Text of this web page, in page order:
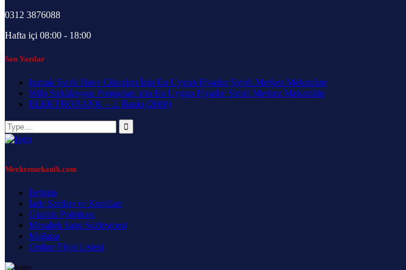
0312 3876088
Hafta içi 08:00 - 18:00
Son Yazılar
Isımak Sıcak Hava Cihazları İçin En Uygun Fiyatlar Şimdi Merkez Mekanikte
Wilo Sirkülasyon Pompaları için En Uygun Fiyatlar Şimdi Merkez Mekanikte
ELEKTROBANK – 2. Baskı (2008)
Merkezmekanik.com
İletişim
İade Şartları ve Kuralları
Gizlilik Politikası
Mesafeli Satış Sözleşmesi
Mağaza
Online Fiyat Listesi